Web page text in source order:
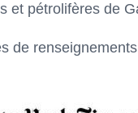
pétrolifères de
de